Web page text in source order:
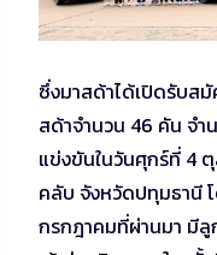
ซึ่งมาสด้าได้เปิดรับส
สด้าจำนวน 46 คัน จ
แข่งขันในวันศุกร์ที่ 4
คลับ จังหวัดปทุมธานี
กรกฎาคมที่ผ่านมา มีลู